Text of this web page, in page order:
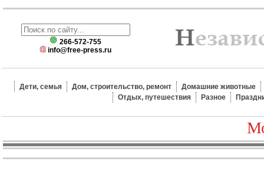
266-572-755
info@free-press.ru
Дети, семья Дом, строительство, ремонт
Домашние животные
Отдых, путешествия
Разное